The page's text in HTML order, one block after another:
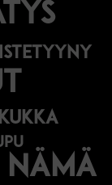
kukka